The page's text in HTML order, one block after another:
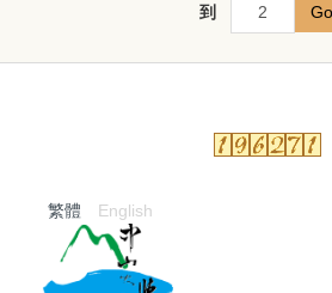
到 Go
繁體 English